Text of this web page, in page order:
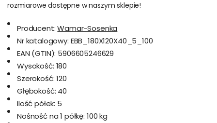
rozmiarowe dostępne w naszym sklepie!
Producent: Wamar-Sosenka
Nr katalogowy: EBB_180X120X40_5_100
EAN (GTIN): 5906605246629
Wysokość: 180
Szerokość: 120
Głębokość: 40
Ilość półek: 5
Nośność na 1 półkę: 100 kg